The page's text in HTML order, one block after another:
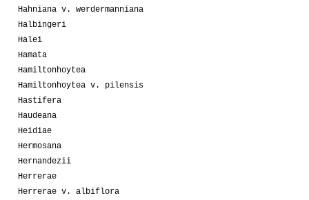
Hahniana v. werdermanniana
Halbingeri
Halei
Hamata
Hamiltonhoytea
Hamiltonhoytea v. pilensis
Hastifera
Haudeana
Heidiae
Hermosana
Hernandezii
Herrerae
Herrerae v. albiflora